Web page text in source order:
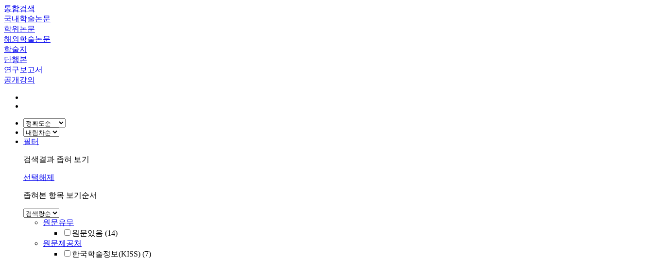
통합검색
국내학술논문
학위논문
해외학술논문
학술지
단행본
연구보고서
공개강의
필터
검색결과 좁혀 보기
선택해제
좁혀본 항목 보기순서
원문유무
원문있음 (14)
원문제공처
한국학술정보(KISS) (7)